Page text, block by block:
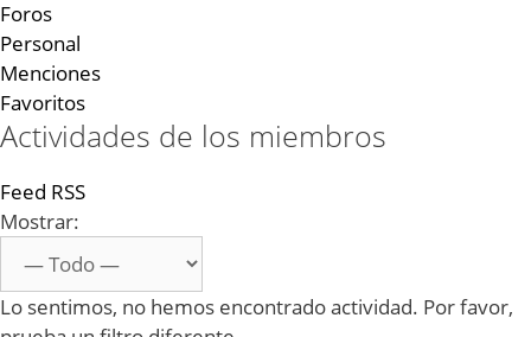
Foros
Personal
Menciones
Favoritos
Actividades de los miembros
Feed RSS
Mostrar:
Lo sentimos, no hemos encontrado actividad. Por favor,